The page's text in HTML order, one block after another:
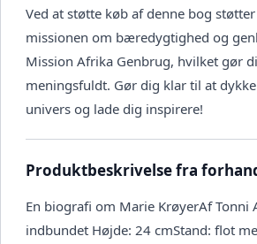
Ved at støtte køb af denne bog
missionen om bæredygtighed og
Mission Afrika Genbrug, hvilket gør
meningsfuldt. Gør dig klar til at
univers og lade dig inspirere!
Produktbeskrivelse fra
En biografi om Marie KrøyerAf Tonni
indbundet Højde: 24 cmStand: flot